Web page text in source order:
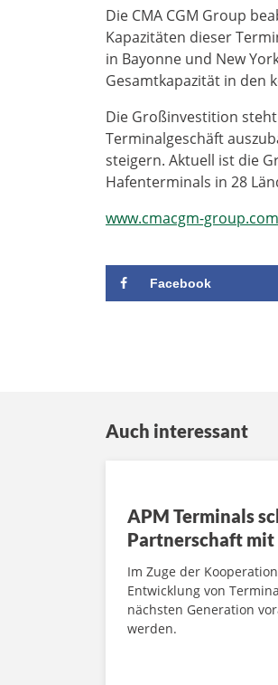
Die CMA CGM Group
Kapazitäten dieser
in Bayonne und New
Gesamtkapazität in den
Die Großinvestition
Terminalgeschäft
steigern. Aktuell ist die
Hafenterminals in 28
www.cmacgm-group.com
Facebook
Auch interessant
APM Terminals
Partnerschaft mit
Im Zuge der
Entwicklung von
nächsten Generation
werden.